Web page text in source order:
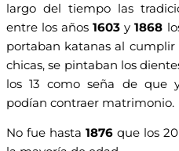
largo del tiempo las
entre los años1603 y1868
portaban katanas al cumplir
chicas, se pintaban los
los 13 como seña de que
podían contraer matrimonio.
No fue hasta 1876 que los